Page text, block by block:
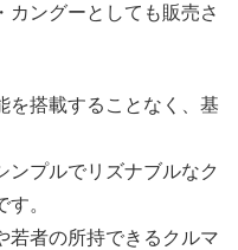
カングーとしても販売さ
を搭載することなく、基
ンプルでリズナブルなク
。
若者の所持できるクルマ